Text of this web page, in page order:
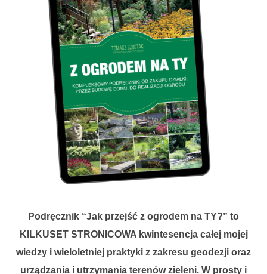
Podręcznik “Jak przejść z ogrodem na TY?” to
KILKUSET STRONICOWA kwintesencja całej mojej
wiedzy i wieloletniej praktyki z zakresu geodezji oraz
urządzania i utrzymania terenów zieleni. W prosty i